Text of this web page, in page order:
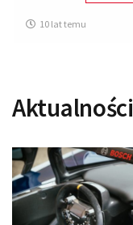
10 lat temu
Aktualności